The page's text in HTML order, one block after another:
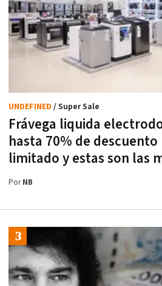
Frávega liquida
hasta 70% de
limitado y estas son las
UNDEFINED / Super Sale
PorNB